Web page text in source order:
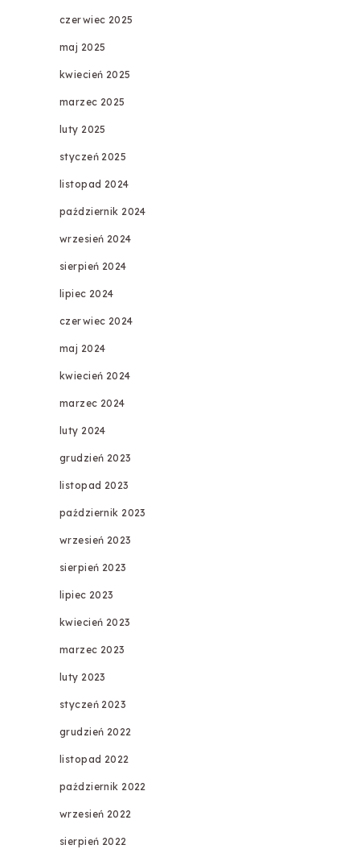
czerwiec 2025
maj 2025
kwiecień 2025
marzec 2025
luty 2025
styczeń 2025
listopad 2024
październik 2024
wrzesień 2024
sierpień 2024
lipiec 2024
czerwiec 2024
maj 2024
kwiecień 2024
marzec 2024
luty 2024
grudzień 2023
listopad 2023
październik 2023
wrzesień 2023
sierpień 2023
lipiec 2023
kwiecień 2023
marzec 2023
luty 2023
styczeń 2023
grudzień 2022
listopad 2022
październik 2022
wrzesień 2022
sierpień 2022